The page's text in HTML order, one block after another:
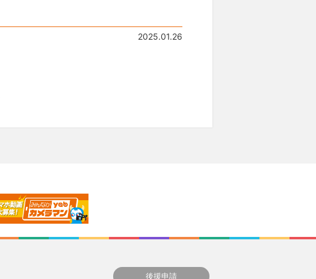
2025.01.26
後援申請